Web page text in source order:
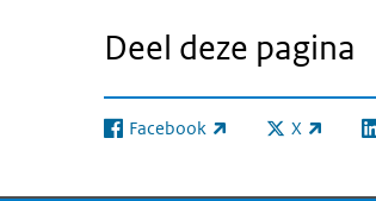
Deel deze pagina
Facebook
(externe link) X
(externe link)